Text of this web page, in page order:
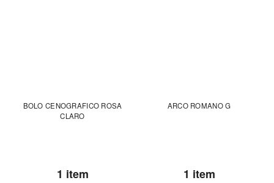
BOLO CENOGRAFICO ROSA
CLARO
1 item
ARCO ROMANO G
1 item